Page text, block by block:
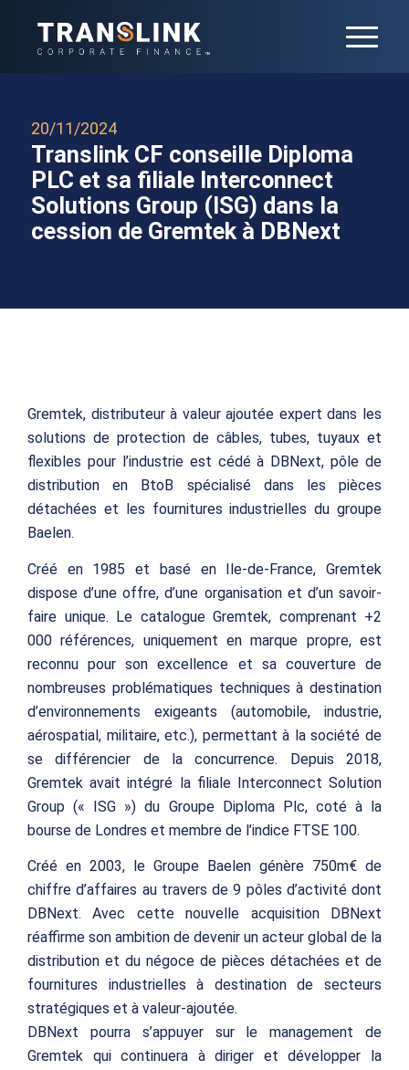
20/11/2024
Translink CF conseille Diploma
PLC et sa filiale Interconnect
Solutions Group (ISG) dans la
cession de Gremtek à DBNext
Gremtek, distributeur à valeur ajoutée expert dans les
solutions de protection de câbles, tubes, tuyaux et
flexibles pour l’industrie est cédé à DBNext, pôle de
distribution en BtoB spécialisé dans les pièces
détachées et les fournitures industrielles du groupe
Baelen.
Créé en 1985 et basé en Ile-de-France, Gremtek
dispose d’une offre, d’une organisation et d’un savoir-
faire unique. Le catalogue Gremtek, comprenant +2
000 références, uniquement en marque propre, est
reconnu pour son excellence et sa couverture de
nombreuses problématiques techniques à destination
d’environnements exigeants (automobile, industrie,
aérospatial, militaire, etc.), permettant à la société de
se différencier de la concurrence. Depuis 2018,
Gremtek avait intégré la filiale Interconnect Solution
Group (« ISG ») du Groupe Diploma Plc, coté à la
bourse de Londres et membre de l’indice FTSE 100.
Créé en 2003, le Groupe Baelen génère 750m€ de
chiffre d’affaires au travers de 9 pôles d’activité dont
DBNext. Avec cette nouvelle acquisition DBNext
réaffirme son ambition de devenir un acteur global de la
distribution et du négoce de pièces détachées et de
fournitures industrielles à destination de secteurs
stratégiques et à valeur-ajoutée.
DBNext pourra s’appuyer sur le management de
Gremtek qui continuera à diriger et développer la